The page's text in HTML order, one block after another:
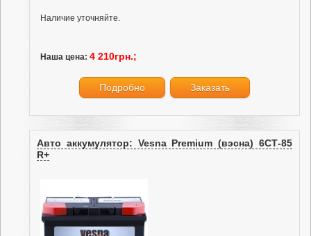
Наличие уточняйте.
Наша цена: 4 210грн.;
Подробно Заказать
Авто аккумулятор: Vesna Premium (вэсна) 6СТ-85
R+